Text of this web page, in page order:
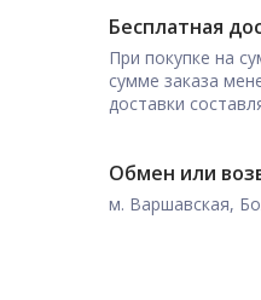
Бесплатная
При покупке на
сумме заказа
доставки
Обмен или
м. Варшавская,